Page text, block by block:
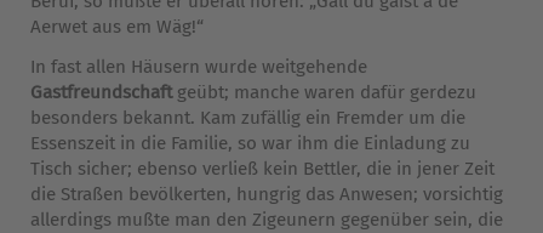
Aerwet aus em Wäg!“
In fast allen Häusern wurde weitgehende
Gastfreundschaftgeübt; manche waren dafür gerdezu
besonders bekannt. Kam zufällig ein Fremder um die
Essenszeit in die Familie, so war ihm die Einladung zu
Tisch sicher; ebenso verließ kein Bettler, die in jener Zeit
die Straßen bevölkerten, hungrig das Anwesen; vorsichtig
allerdings mußte man den Zigeunern gegenüber sein, die